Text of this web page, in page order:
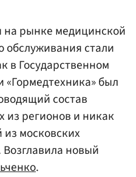
рынке медицинской
обслуживания стали
в Государственном
был
состав
регионов и никак
московских
новый
.